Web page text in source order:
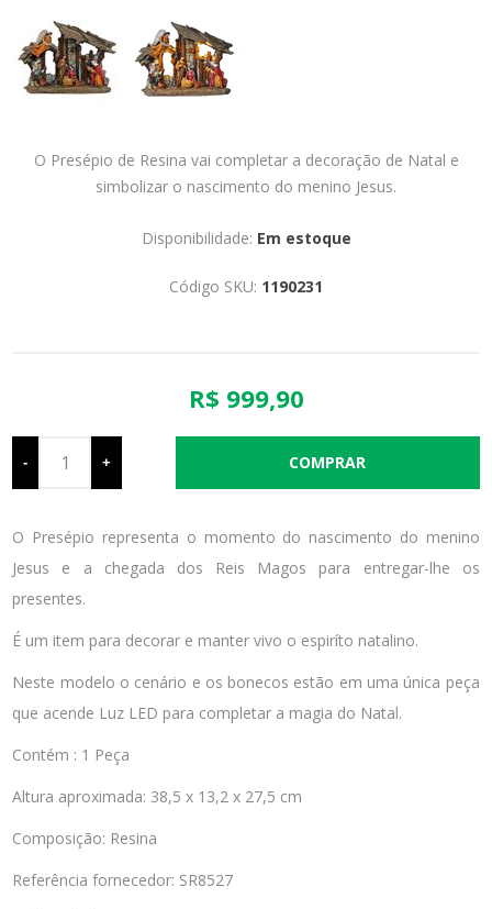
O Presépio de Resina vai completar a decoração de Natal e
simbolizar o nascimento do menino Jesus.
Disponibilidade: Em estoque
Código SKU: 1190231
R$ 999,90
- +
O Presépio representa o momento do nascimento do menino
Jesus e a chegada dos Reis Magos para entregar-lhe os
presentes.
É um item para decorar e manter vivo o espiríto natalino.
Neste modelo o cenário e os bonecos estão em uma única peça
que acende Luz LED para completar a magia do Natal.
Contém : 1 Peça
Altura aproximada: 38,5 x 13,2 x 27,5 cm
Composição: Resina
Referência fornecedor: SR8527